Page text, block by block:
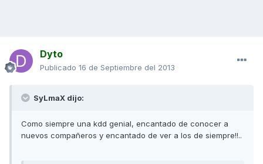
Dyto
Publicado 16 de Septiembre del 2013
SyLmaX dijo:
Como siempre una kdd genial, encantado de conocer a
nuevos compañeros y encantado de ver a los de siempre!!..